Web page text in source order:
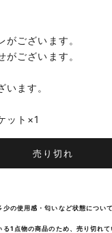
がございます。
がございます。
います。
ット×1
売り切れ
の使用感・匂いなど状態につい
1点物の商品のため、売り切れて